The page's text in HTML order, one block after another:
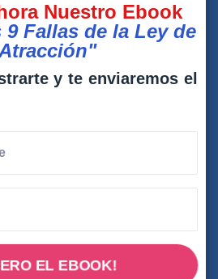
Nuestro Ebook
9 Fallas de la Ley de
y te enviaremos el
EL EBOOK!